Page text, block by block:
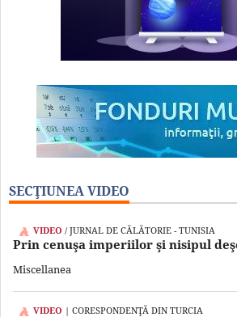
SECŢIUNEA VIDEO
VIDEO / JURNAL DE CĂLĂTORIE - TUNISIA
Prin cenuşa imperiilor şi nisipul
Miscellanea
VIDEO | CORESPONDENŢĂ DIN TURCIA